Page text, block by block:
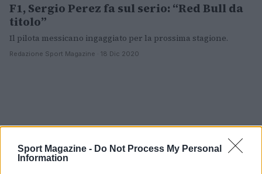
Sport Magazine - Do Not Process My Personal
Information
F1, Sergio Perez fa sul serio: “Red Bull da
titolo”
Il pilota messicano ingaggiato per la prossima stagione.
Redazione Sport Magazine · 18 Dic 2020